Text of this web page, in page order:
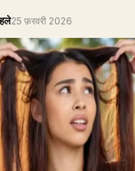
25 फ़रवरी 2026